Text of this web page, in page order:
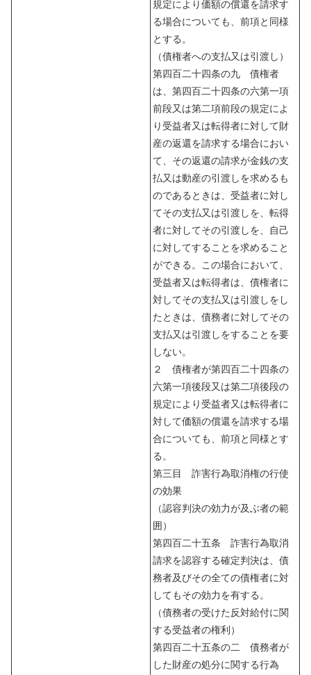
規定により価額の償還を請求す
る場合についても、前項と同様
とする。
（債権者への支払又は引渡し）
第四百二十四条の九 債権者
は、第四百二十四条の六第一項
前段又は第二項前段の規定によ
り受益者又は転得者に対して財
産の返還を請求する場合におい
て、その返還の請求が金銭の支
払又は動産の引渡しを求めるも
のであるときは、受益者に対し
てその支払又は引渡しを、転得
者に対してその引渡しを、自己
に対してすることを求めること
ができる。この場合において、
受益者又は転得者は、債権者に
対してその支払又は引渡しをし
たときは、債務者に対してその
支払又は引渡しをすることを要
しない。
２ 債権者が第四百二十四条の
六第一項後段又は第二項後段の
規定により受益者又は転得者に
対して価額の償還を請求する場
合についても、前項と同様とす
る。
第三目 詐害行為取消権の行使
の効果
（認容判決の効力が及ぶ者の範
囲）
第四百二十五条 詐害行為取消
請求を認容する確定判決は、債
務者及びその全ての債権者に対
してもその効力を有する。
（債務者の受けた反対給付に関
する受益者の権利）
第四百二十五条の二 債務者が
した財産の処分に関する行為